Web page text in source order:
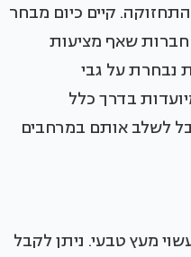
קיים כיום מבחר
חברות שאף מציעות
נבחרת על גבי
בדרך כלל
לשלב אותם במרחבים
מעץ טבעי. ניתן לקבל